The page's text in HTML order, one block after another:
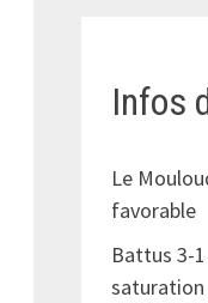
Infos
Le
favorable
Battus 3-
saturation